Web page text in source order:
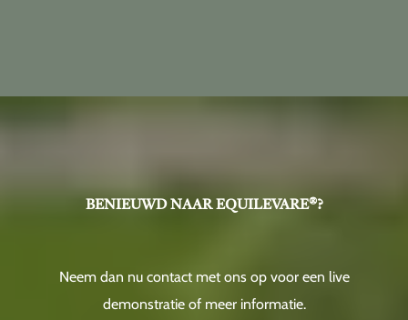
BENIEUWD NAAR EQUILEVARE®?
Neem dan nu contact met ons op voor een live
demonstratie of meer informatie.